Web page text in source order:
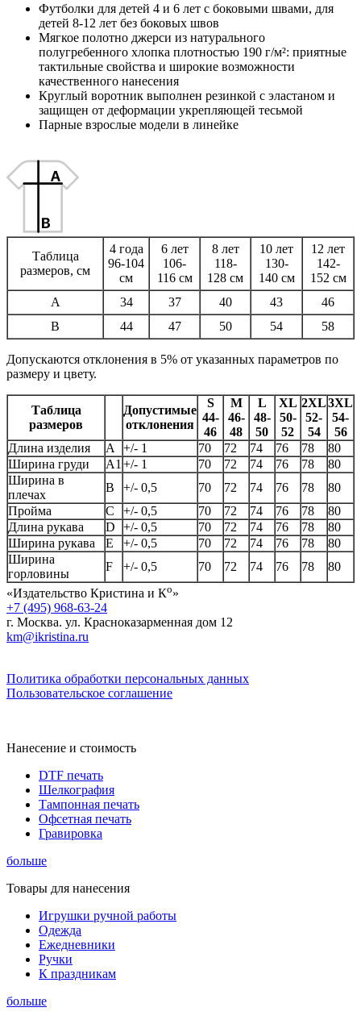
Футболки для детей 4 и 6 лет с боковыми швами, для
детей 8-12 лет без боковых швов
Мягкое полотно джерси из натурального
полугребенного хлопка плотностью 190 г/м²: приятные
тактильные свойства и широкие возможности
качественного нанесения
Круглый воротник выполнен резинкой с эластаном и
защищен от деформации укрепляющей тесьмой
Парные взрослые модели в линейке
Таблица
размеров, см
4 года
96-104
см
6 лет
106-
116 см
8 лет
118-
128 см
10 лет
130-
140 см
12 лет
142-
152 см
A
34 37 40 43
46
B
44 47 50 54 58
Допускаются отклонения в 5% от указанных параметров по
размеру и цвету.
Таблица
размеров
Допустимые
отклонения
S
44-
46
M
46-
48
L
48-
50
XL
50-
52
2XL
52-
54
3XL
54-
56
Длина изделия
А +/- 1 70 72 74 76 78
80
Ширина груди
А1 +/- 1 70 72 74 76 78
80
Ширина в
плечах
B +/- 0,5 70 72 74 76 78
80
Пройма
C +/- 0,5 70 72 74 76 78
80
Длина рукава
D +/- 0,5 70 72 74 76 78
80
Ширина рукава
E +/- 0,5 70 72 74 76 78
80
Ширина
горловины
F +/- 0,5 70 72 74 76 78
80
«Издательство Кристина и Ко»
+7 (495) 968-63-24
г. Москва. ул. Красноказарменная дом 12
km@ikristina.ru
Политика обработки персональных данных
Пользовательское соглашение
Нанесение и стоимость
DTF печать
Шелкография
Тампонная печать
Офсетная печать
Гравировка
больше
Товары для нанесения
Игрушки ручной работы
Одежда
Ежедневники
Ручки
К праздникам
больше